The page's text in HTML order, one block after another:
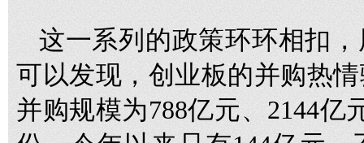
这一系列的政策环环相扣
可以发现，创业板的并购热
并购规模为788亿元、2144亿